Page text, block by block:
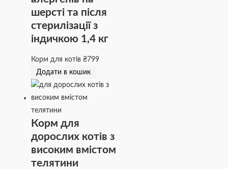
шерсті та після
стерилізації з
індичкою 1,4 кг
Корм для котів₴799
Додати в кошик
Корм для
дорослих котів з
високим вмістом
телятини